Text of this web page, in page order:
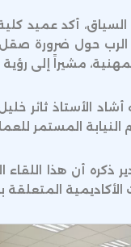
أكد عميد
الرب حول ضرورة
مشيراً إلى
الأستاذ ثائر
المستمر
ذكره أن هذا
الأكاديمية المتعلقة